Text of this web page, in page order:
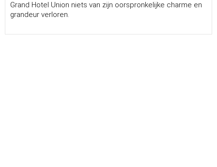
Grand Hotel Union niets van zijn oorspronkelijke charme en
grandeur verloren.